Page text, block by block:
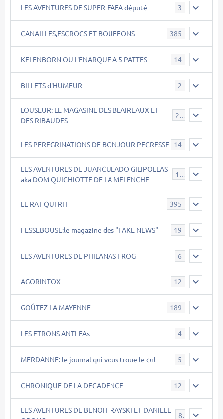
LES AVENTURES DE SUPER-FAFA député 3
CANAILLES,ESCROCS ET BOUFFONS 385
KELENBORN OU L'ENARQUE A 5 PATTES 14
BILLETS d'HUMEUR 2
LOUSEUR: LE MAGASINE DES BLAIREAUX ET
DES RIBAUDES
21
LES PEREGRINATIONS DE BONJOUR PECRESSE 14
LES AVENTURES DE JUANCULADO GILIPOLLAS
aka DOM QUICHIOTTE DE LA MELENCHE
119
LE RAT QUI RIT 395
FESSEBOUSE:le magazine des "FAKE NEWS" 19
LES AVENTURES DE PHILANAS FROG 6
AGORINTOX 12
GOÛTEZ LA MAYENNE 189
LES ETRONS ANTI-FAs 4
MERDANNE: le journal qui vous troue le cul 5
CHRONIQUE DE LA DECADENCE 12
LES AVENTURES DE BENOIT RAYSKI ET DANIELE
8